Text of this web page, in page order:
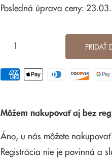
Posledná úprava ceny:
PRIDAŤ
Môžem nakupovať aj bez
Áno, u nás môžete
Registrácia nie je povinná a